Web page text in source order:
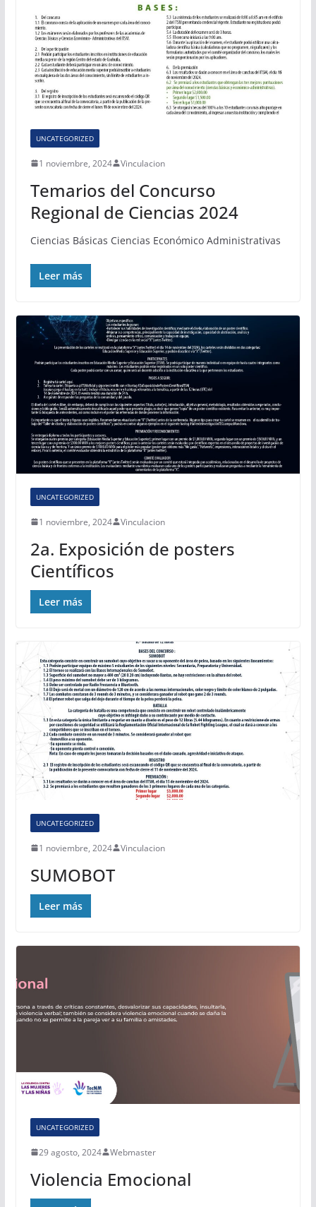
UNCATEGORIZED
1 noviembre, 2024 Vinculacion
Temarios del Concurso
Regional de Ciencias 2024
Ciencias Básicas Ciencias Económico Administrativas
Leer más
UNCATEGORIZED
1 noviembre, 2024 Vinculacion
2a. Exposición de posters
Científicos
Leer más
UNCATEGORIZED
1 noviembre, 2024 Vinculacion
SUMOBOT
Leer más
UNCATEGORIZED
29 agosto, 2024 Webmaster
Violencia Emocional